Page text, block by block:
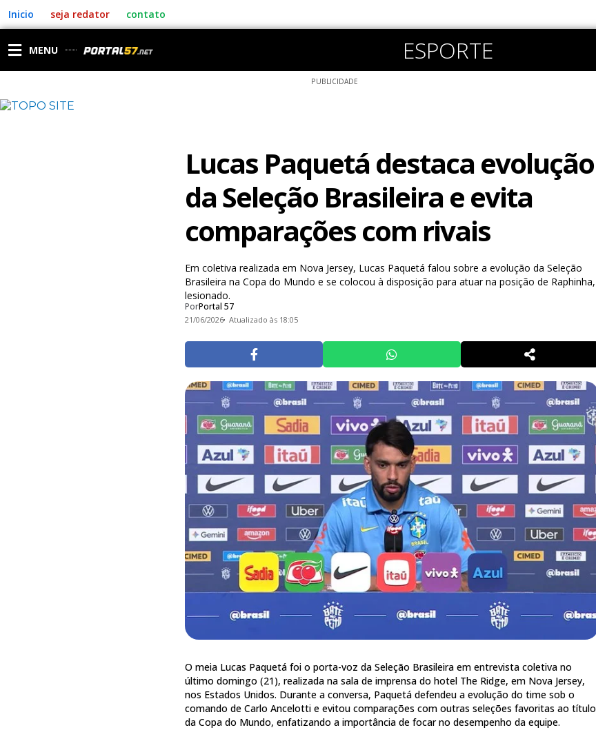
para
o
conteúdo
Inicio seja redator contato
MENU ESPORTE
PUBLICIDADE
Lucas Paquetá destaca evolução
da Seleção Brasileira e evita
comparações com rivais
Em coletiva realizada em Nova Jersey, Lucas Paquetá falou sobre a evolução da Seleção
Brasileira na Copa do Mundo e se colocou à disposição para atuar na posição de Raphinha,
lesionado.
PorPortal 57
21/06/2026 Atualizado às 18:05
O meia Lucas Paquetá foi o porta-voz da Seleção Brasileira em entrevista coletiva no
último domingo (21), realizada na sala de imprensa do hotel The Ridge, em Nova Jersey,
nos Estados Unidos. Durante a conversa, Paquetá defendeu a evolução do time sob o
comando de Carlo Ancelotti e evitou comparações com outras seleções favoritas ao título
da Copa do Mundo, enfatizando a importância de focar no desempenho da equipe.